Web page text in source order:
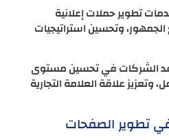
تطوير حملات إعلانية
وتحسين استراتيجيات
الشركات في تحسين مستوى
وتعزيز علاقة العلامة التجارية
تطوير الصفحات